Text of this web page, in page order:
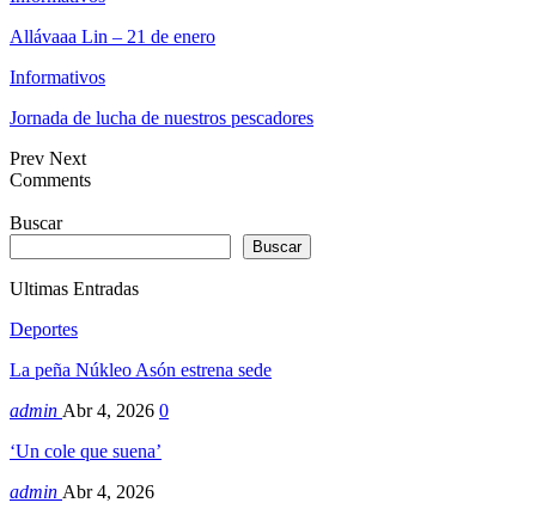
Allávaaa Lin – 21 de enero
Informativos
Jornada de lucha de nuestros pescadores
Prev Next
Comments
Buscar
Buscar
Ultimas Entradas
Deportes
La peña Núkleo Asón estrena sede
admin Abr 4, 2026 0
‘Un cole que suena’
admin Abr 4, 2026